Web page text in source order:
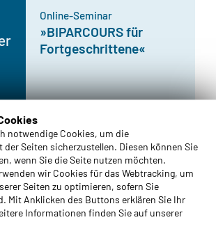
Online-Seminar
»BIPARCOURS für
Fortgeschrittene«
Studienfahrt Ysselsteyn
»Lernen in der
europäischen
Erinnerungskultur«
notwendige Cookies, um die
Seiten sicherzustellen. Diesen können Sie
wenn Sie die Seite nutzen möchten.
wir Cookies für das Webtracking, um
Seiten zu optimieren, sofern Sie
Mit Anklicken des Buttons erklären Sie Ihr
Informationen finden Sie auf unserer